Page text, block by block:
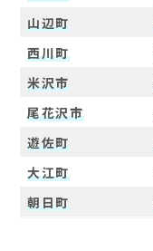
山辺町
西川町
米沢市
尾花沢市
遊佐町
大江町
朝日町